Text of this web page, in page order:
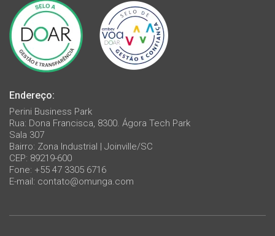
Endereço:
Perini Business Park
Rua: Dona Francisca, 8300. Ágora Tech Park
Sala 307
Bairro: Zona Industrial | Joinville/SC
CEP: 89219-600
Fone: +55 47 3305 6716
E-mail: contato@omunga.com